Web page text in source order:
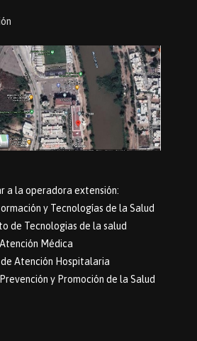
a la operadora extensión:
y Tecnologías de la Salud
de Tecnologias de la salud
Médica
de Atención Hospitalaria
y Promoción de la Salud